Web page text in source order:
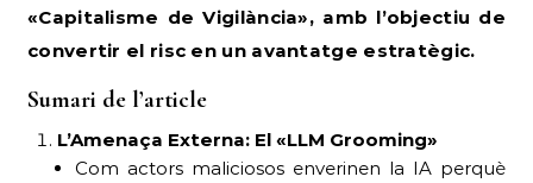
«Capitalisme de Vigilància», amb l’objectiu de
convertir el risc en un avantatge estratègic.
Sumari de l’article
L’Amenaça Externa: El «LLM Grooming»
Com actors maliciosos enverinen la IA perquè